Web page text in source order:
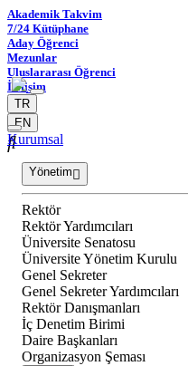
Akademik Takvim
7/24 Kütüphane
Aday Öğrenci
Mezunlar
Uluslararası Öğrenci
İletişim
TR
EN
Kurumsal
Yönetim
Rektör
Rektör Yardımcıları
Üniversite Senatosu
Üniversite Yönetim Kurulu
Genel Sekreter
Genel Sekreter Yardımcıları
Rektör Danışmanları
İç Denetim Birimi
Daire Başkanları
Organizasyon Şeması